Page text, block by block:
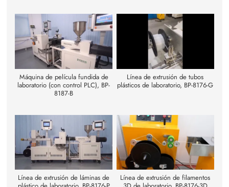
Máquina de película fundida de
laboratorio (con control PLC), BP-
8187-B
Línea de extrusión de tubos
plásticos de laboratorio, BP-8176-G
Línea de extrusión de láminas de
Línea de extrusión de filamentos